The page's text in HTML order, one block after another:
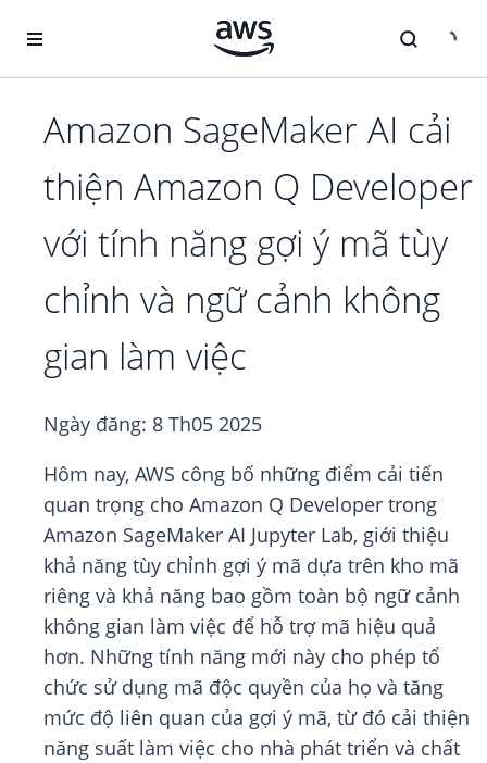
Amazon SageMaker AI cải
thiện Amazon Q Developer
với tính năng gợi ý mã tùy
chỉnh và ngữ cảnh không
gian làm việc
Ngày đăng: 8 Th05 2025
Hôm nay, AWS công bố những điểm cải tiến
quan trọng cho Amazon Q Developer trong
Amazon SageMaker AI Jupyter Lab, giới thiệu
khả năng tùy chỉnh gợi ý mã dựa trên kho mã
riêng và khả năng bao gồm toàn bộ ngữ cảnh
không gian làm việc để hỗ trợ mã hiệu quả
hơn. Những tính năng mới này cho phép tổ
chức sử dụng mã độc quyền của họ và tăng
mức độ liên quan của gợi ý mã, từ đó cải thiện
năng suất làm việc cho nhà phát triển và chất